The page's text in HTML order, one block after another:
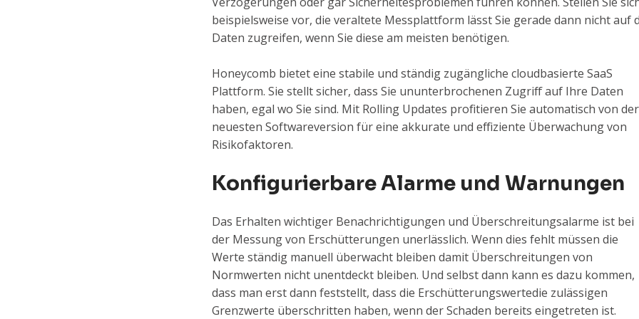
beispielsweise vor, die veraltete Messplattform lässt Sie gerade dann nicht auf
Daten zugreifen, wenn Sie diese am meisten benötigen.
Honeycomb bietet eine stabile und ständig zugängliche cloudbasierte SaaS
Plattform. Sie stellt sicher, dass Sie ununterbrochenen Zugriff auf Ihre Daten
haben, egal wo Sie sind. Mit Rolling Updates profitieren Sie automatisch von der
neuesten Softwareversion für eine akkurate und effiziente Überwachung von
Risikofaktoren.
Konfigurierbare Alarme und Warnungen
Das Erhalten wichtiger Benachrichtigungen und Überschreitungsalarme ist bei
der Messung von Erschütterungen unerlässlich. Wenn dies fehlt müssen die
Werte ständig manuell überwacht bleiben damit Überschreitungen von
Normwerten nicht unentdeckt bleiben. Und selbst dann kann es dazu kommen,
dass man erst dann feststellt, dass die Erschütterungswertedie zulässigen
Grenzwerte überschritten haben, wenn der Schaden bereits eingetreten ist.